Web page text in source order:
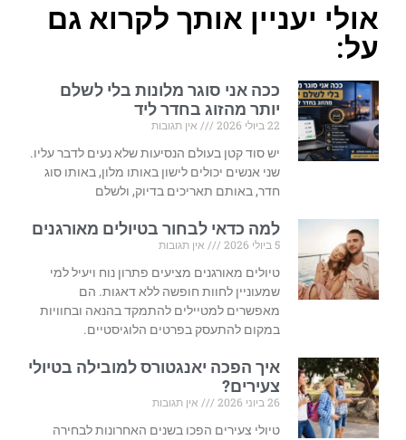
אולי יעניין אותך לקרוא גם
על:
ככה אני סוגר מלונות בלי לשלם
יותר מהזוג בחדר ליד
22 ביולי 2026
אין תגובות
יש סוד קטן בעולם הנסיעות שלא נעים לדבר עליו.
שני אנשים יכולים לישון באותו מלון, באותו סוג
חדר, באותם תאריכים בדיוק, ולשלם
למה כדאי לבחור בטיולים מאורגנים
5 ביולי 2026
אין תגובות
טיולים מאורגנים מציעים פתרון נוח ויעיל למי
שמעוניין לחוות חופשה ללא דאגות. הם
מאפשרים למטיילים להתמקד בהנאה ובחוויות
במקום להתעסק בפרטים הלוגיסטיים.
איך הפכה יאנגטורס למובילה בטיולי
צעירים?
26 ביוני 2026
אין תגובות
טיולי צעירים הפכו בשנים האחרונות לבחירה